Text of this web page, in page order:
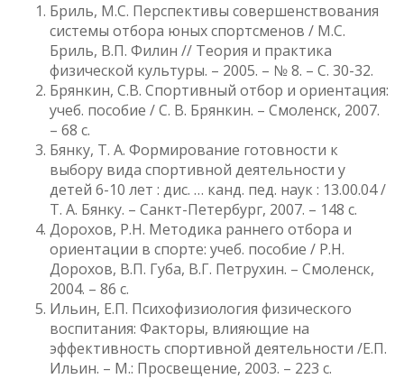
Бриль, М.С. Перспективы совершенствования
системы отбора юных спортсменов / М.С.
Бриль, В.П. Филин // Теория и практика
физической культуры. – 2005. – № 8. – С. 30-32.
Брянкин, С.В. Спортивный отбор и ориентация:
учеб. пособие / C. В. Брянкин. – Смоленск, 2007.
– 68 с.
Бянку, Т. А. Формирование готовности к
выбору вида спортивной деятельности у
детей 6-10 лет : дис. … канд. пед. наук : 13.00.04 /
Т. А. Бянку. – Санкт-Петербург, 2007. – 148 с.
Дорохов, Р.Н. Методика раннего отбора и
ориентации в спорте: учеб. пособие / Р.Н.
Дорохов, В.П. Губа, В.Г. Петрухин. – Смоленск,
2004. – 86 с.
Ильин, Е.П. Психофизиология физического
воспитания: Факторы, влияющие на
эффективность спортивной деятельности /Е.П.
Ильин. – М.: Просвещение, 2003. – 223 с.